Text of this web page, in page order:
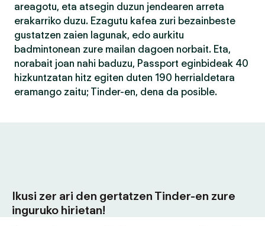
areagotu, eta atsegin duzun jendearen arreta
erakarriko duzu. Ezagutu kafea zuri bezainbeste
gustatzen zaien lagunak, edo aurkitu
badmintonean zure mailan dagoen norbait. Eta,
norabait joan nahi baduzu, Passport eginbideak 40
hizkuntzatan hitz egiten duten 190 herrialdetara
eramango zaitu; Tinder-en, dena da posible.
Ikusi zer ari den gertatzen Tinder-en zure
inguruko hirietan!